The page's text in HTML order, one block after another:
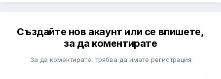
Създайте нов акаунт или се впишете,
за да коментирате
За да коментирате, трябва да имате регистрация